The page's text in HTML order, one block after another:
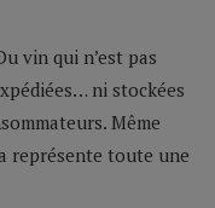
vin qui n’est pas
ni stockées
Même
représente toute une